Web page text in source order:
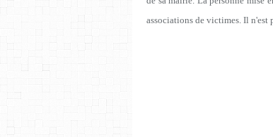
associations de victimes. Il n'est